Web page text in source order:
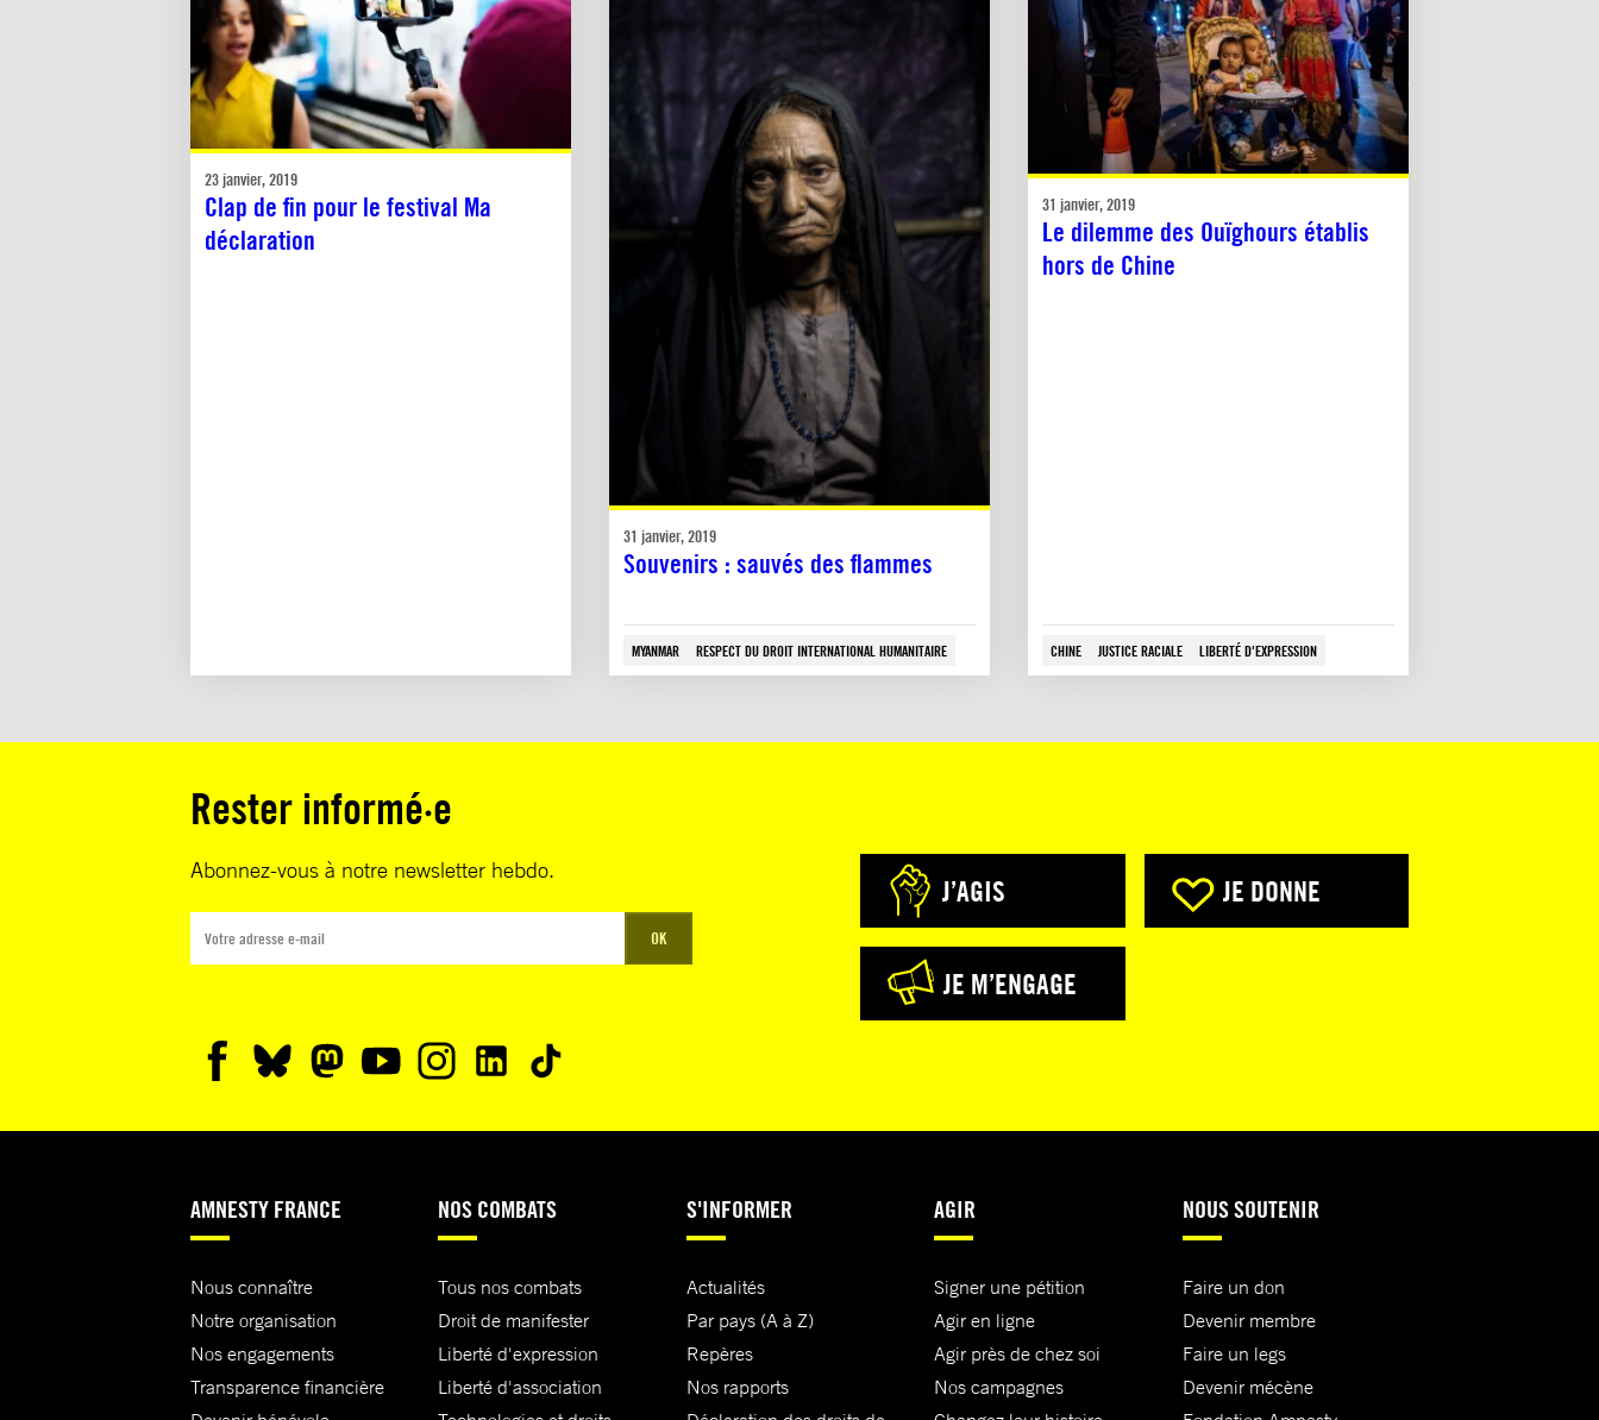
23 janvier, 2019
Clap de fin pour le festival Ma
déclaration
31 janvier, 2019
Souvenirs : sauvés des flammes
MYANMAR RESPECT DU DROIT INTERNATIONAL HUMANITAIRE
31 janvier, 2019
Le dilemme des Ouïghours établis
hors de Chine
CHINE JUSTICE RACIALE LIBERTÉ D'EXPRESSION
Rester informé·e
Abonnez-vous à notre newsletter hebdo.
OK
J’AGIS JE DONNE
JE M’ENGAGE
AMNESTY FRANCE
Nous connaître
Notre organisation
Nos engagements
Transparence financière
NOS COMBATS
Tous nos combats
Droit de manifester
Liberté d'expression
Liberté d'association
S'INFORMER
Actualités
Par pays (A à Z)
Repères
Nos rapports
AGIR
Signer une pétition
Agir en ligne
Agir près de chez soi
Nos campagnes
NOUS SOUTENIR
Faire un don
Devenir membre
Faire un legs
Devenir mécène